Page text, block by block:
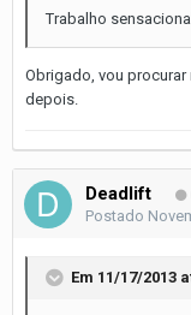
Trabalho
Obrigado, vou procurar
depois.
Deadlift
Postado
Em 11/17/2013